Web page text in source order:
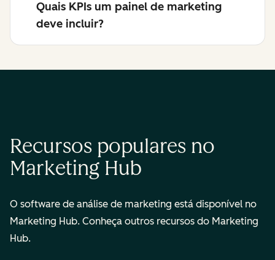
Quais KPIs um painel de marketing
deve incluir?
Recursos populares no
Marketing Hub
O software de análise de marketing está disponível no
Marketing Hub. Conheça outros recursos do Marketing
Hub.